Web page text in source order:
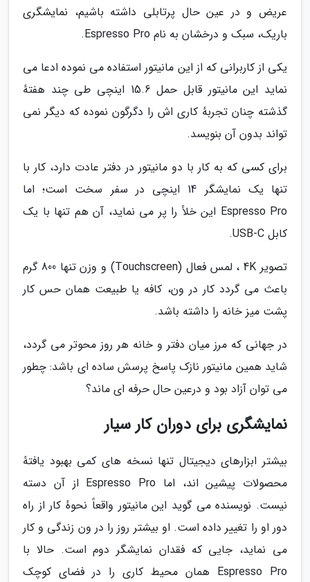
عریض و در عین حال پرتابلی داشته باشیم، نمایشگری
باریک، سبک و درخشان به نام Espresso Pro.
یکی از کاربرانی که از این مانیتور استفاده می نموده ادعا می
نماید این مانیتور قابل حمل 15.6 اینچی طی چند هفتهٔ
گذشته چنان تجربهٔ کاری اش را دگرگون نموده که دیگر نمی
تواند بدون آن بنویسد.
برای کسی که به کار با دو مانیتور در دفتر عادت دارد، کار با
تنها یک نمایشگر 14 اینچی در سفر سخت است؛ اما
Espresso Pro این خلأ را پر می نماید، آن هم تنها با یک
کابل USB-C.
تصویر 4K ، لمس فعال (Touchscreen) و وزن تنها 800 گرم
باعث می گردد کار در ون، کافه یا طبیعت همان حس کار
پشت میز خانه را داشته باشد.
در جهانی که مرز میان دفتر و خانه هر روز محوتر می گردد،
شاید همین مانیتور نازک پاسخ پرسش ساده ای باشد: چطور
می توان آزاد بود و درعین حال حرفه ای ماند؟
نمایشگری برای دوران کار سیار
بیشتر ابزارهای دیجیتال تنها نسخه های کمی بهبود یافتهٔ
محصولات پیشین اند، اما Espresso Pro از آن دسته
نیست. نویسنده می گوید این مانیتور واقعاً نحوهٔ کار از راه
دور او را تغییر داده است. او بیشتر روز را در ون زندگی و کار
می نماید، جایی که فقدان نمایشگر دوم است. حالا با
Espresso Pro همان محیط کاری را در فضای کوچک